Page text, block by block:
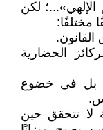
لكن
مختلفًا:
الحضارية
بل في خضوع
لا تتحقق حين